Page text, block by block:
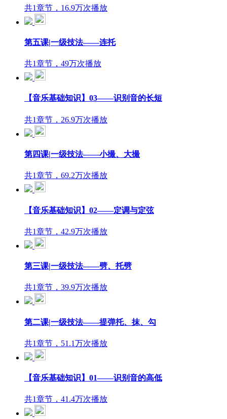
共1章节，16.9万次播放
第五课|一级技法——连托
共1章节，49万次播放
【音乐基础知识】03——识别音的长短
共1章节，26.9万次播放
第四课|一级技法——小撮、大撮
共1章节，69.2万次播放
【音乐基础知识】02——定调与定弦
共1章节，42.9万次播放
第三课|一级技法——劈、托劈
共1章节，39.9万次播放
第二课|一级技法——提弹托、抹、勾
共1章节，51.1万次播放
【音乐基础知识】01——识别音的高低
共1章节，41.4万次播放